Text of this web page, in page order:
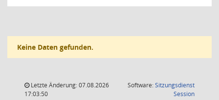
Keine Daten gefunden.
Letzte Änderung: 07.08.2026
17:03:50
Software:Sitzungsdienst
Session(Wird in